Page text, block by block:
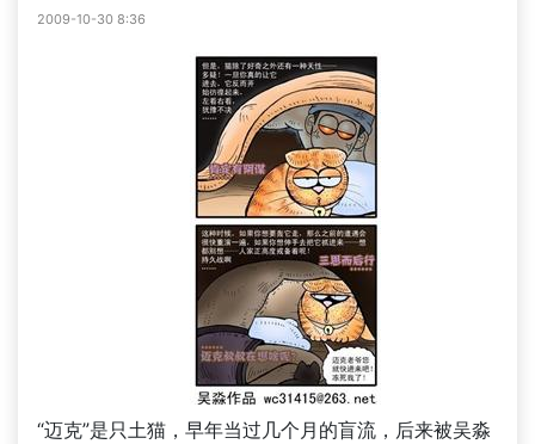
2009-10-30 8:36
“迈克”是只土猫，早年当过几个月的盲流，后来被吴淼